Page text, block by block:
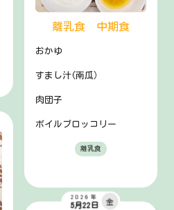
離乳食 中期食
おかゆ
すまし汁(南瓜）
肉団子
ボイルブロッコリー
離乳食
2026年
5月22日
金